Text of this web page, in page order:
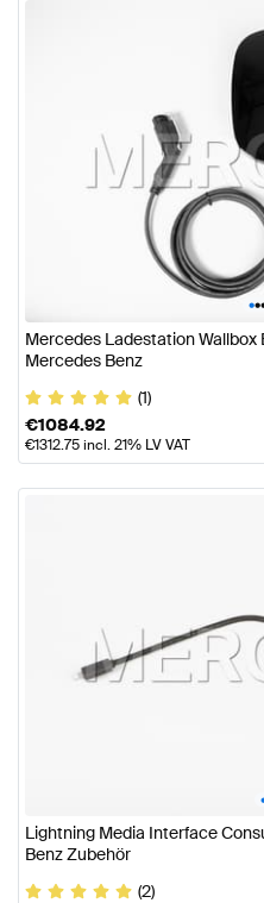
••
Mercedes Ladestation Wallbox
Mercedes Benz
(1)
€1084.92
€1312.75incl. 21% LV VAT
Lightning Media Interface
Benz Zubehör
(2)